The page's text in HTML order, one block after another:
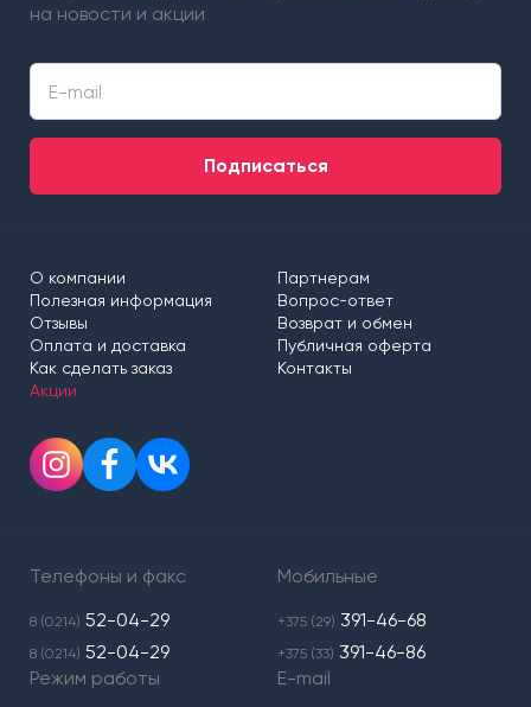
на новости и акции
Подписаться
О компании
Партнерам
Полезная информация
Вопрос-ответ
Отзывы
Возврат и обмен
Оплата и доставка
Публичная оферта
Как сделать заказ
Контакты
Акции
Телефоны и факс
8 (0214) 52-04-29
8 (0214) 52-04-29
Мобильные
+375 (29) 391-46-68
+375 (33) 391-46-86
Режим работы
E-mail